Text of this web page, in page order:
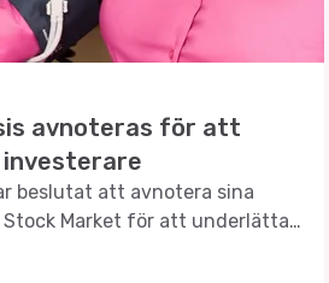
avnoteras för att
beslutat att avnotera sina
Market för att underlätta
från utländska investerare.